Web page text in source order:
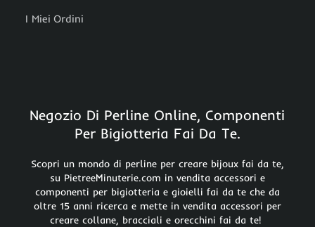
I Miei Ordini
Negozio Di Perline Online, Componenti
Per Bigiotteria Fai Da Te.
Scopri un mondo di perline per creare bijoux fai da te,
su PietreeMinuterie.com in vendita accessori e
componenti per bigiotteria e gioielli fai da te che da
oltre 15 anni ricerca e mette in vendita accessori per
creare collane, bracciali e orecchini fai da te!